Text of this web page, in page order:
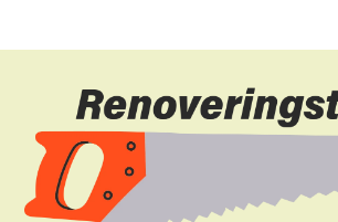
RENOVERA DIN HALL
RENOVERA SJÄLV
BLOGG